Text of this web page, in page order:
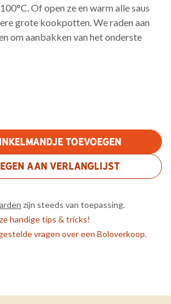
Of open ze en warm alle saus
grote kookpotten. We raden aan
om aanbakken van het onderste
toevoegen
aan verlanglijst
zijn steeds van toepassing.
handige tips & tricks!
vragen over een Boloverkoop.